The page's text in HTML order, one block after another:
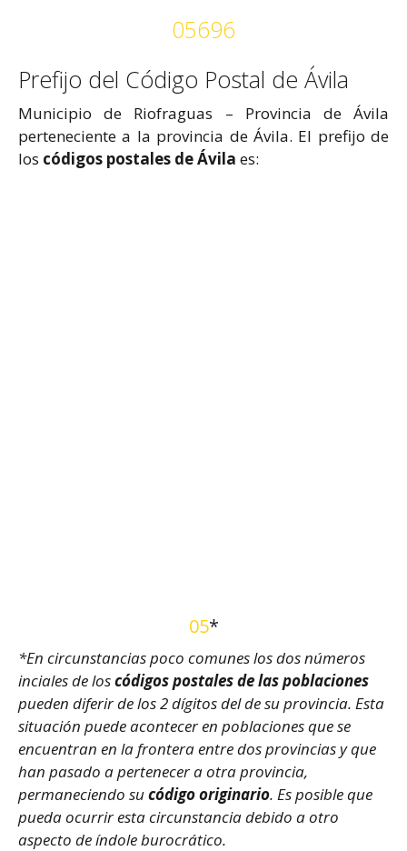
05696
Prefijo del Código Postal de Ávila
Municipio de Riofraguas – Provincia de Ávila
perteneciente a la provincia de Ávila. El prefijo de
los códigos postales de Ávila es:
05*
*En circunstancias poco comunes los dos números
inciales de loscódigos postales de las poblaciones
pueden diferir de los 2 dígitos del de su provincia. Esta
situación puede acontecer en poblaciones que se
encuentran en la frontera entre dos provincias y que
han pasado a pertenecer a otra provincia,
permaneciendo sucódigo originario. Es posible que
pueda ocurrir esta circunstancia debido a otro
aspecto de índole burocrático.